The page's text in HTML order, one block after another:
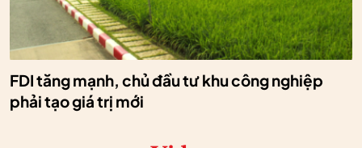
FDI tăng mạnh, chủ đầu tư khu công nghiệp
phải tạo giá trị mới